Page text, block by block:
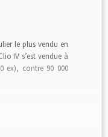
le plus vendu en
IV s’est vendue à
ex), contre 90 000